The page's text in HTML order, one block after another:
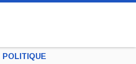
POLITIQUE